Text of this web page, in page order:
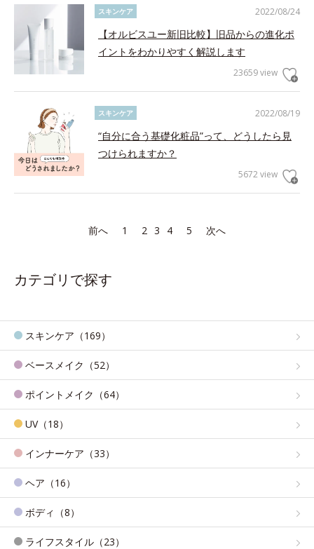
2022/08/24
スキンケア
【オルビスユー新旧比較】旧品からの進化ポ
イントをわかりやすく解説します
23659 view
2022/08/19
スキンケア
“自分に合う基礎化粧品”って、どうしたら見
つけられますか？
5672 view
前へ 1 2 3 4 5 次へ
カテゴリで探す
スキンケア（169）
ベースメイク（52）
ポイントメイク（64）
UV（18）
インナーケア（33）
ヘア（16）
ボディ（8）
ライフスタイル（23）